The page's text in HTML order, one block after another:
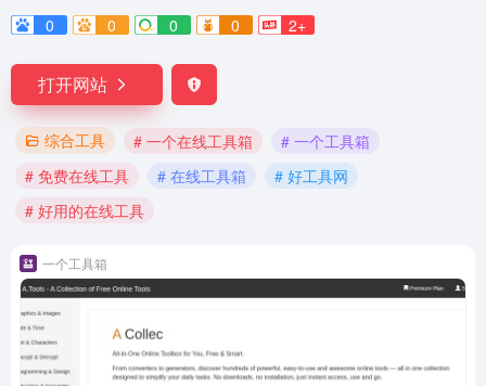
0
0 0 0 2+
打开网站
综合工具 # 一个在线工具箱
# 一个工具箱
# 免费在线工具
# 在线工具箱
# 好工具网
# 好用的在线工具
一个工具箱